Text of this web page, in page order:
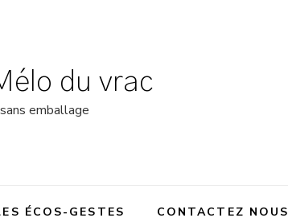
du vrac
emballage
ÉCOS-GESTES CONTACTEZ NOUS